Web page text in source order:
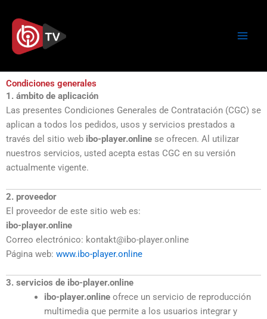
contenido
Condiciones generales
1. ámbito de aplicación
Las presentes Condiciones Generales de Contratación (CGC) se
aplican a todos los pedidos, usos y servicios prestados a
través del sitio web ibo-player.online se ofrecen. Al utilizar
nuestros servicios, usted acepta estas CGC en su versión
actualmente vigente.
2. proveedor
El proveedor de este sitio web es:
ibo-player.online
Correo electrónico: kontakt@ibo-player.online
Página web: www.ibo-player.online
3. servicios de ibo-player.online
ibo-player.onlineofrece un servicio de reproducción
multimedia que permite a los usuarios integrar y